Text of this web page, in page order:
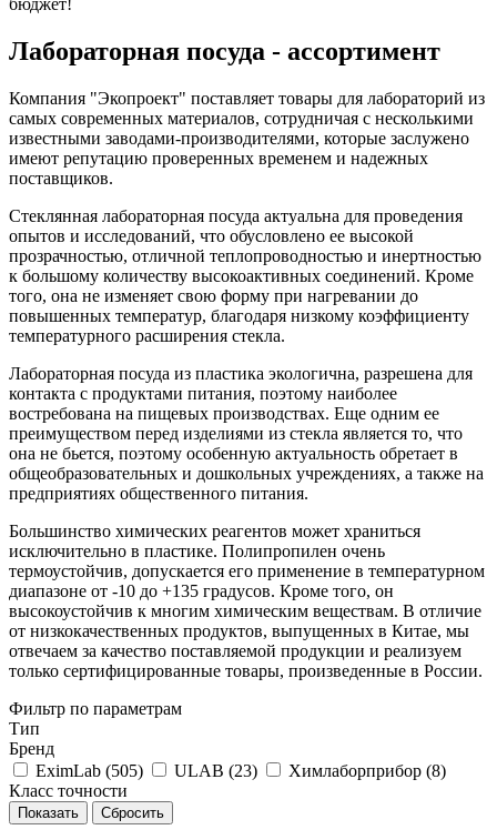
Лабораторная посуда - ассортимент
Компания "Экопроект" поставляет товары для лабораторий из
самых современных материалов, сотрудничая с несколькими
известными заводами-производителями, которые заслужено
имеют репутацию проверенных временем и надежных
поставщиков.
Стеклянная лабораторная посуда актуальна для проведения
опытов и исследований, что обусловлено ее высокой
прозрачностью, отличной теплопроводностью и инертностью
к большому количеству высокоактивных соединений. Кроме
того, она не изменяет свою форму при нагревании до
повышенных температур, благодаря низкому коэффициенту
температурного расширения стекла.
Лабораторная посуда из пластика экологична, разрешена для
контакта с продуктами питания, поэтому наиболее
востребована на пищевых производствах. Еще одним ее
преимуществом перед изделиями из стекла является то, что
она не бьется, поэтому особенную актуальность обретает в
общеобразовательных и дошкольных учреждениях, а также на
предприятиях общественного питания.
Большинство химических реагентов может храниться
исключительно в пластике. Полипропилен очень
термоустойчив, допускается его применение в температурном
диапазоне от -10 до +135 градусов. Кроме того, он
высокоустойчив к многим химическим веществам. В отличие
от низкокачественных продуктов, выпущенных в Китае, мы
отвечаем за качество поставляемой продукции и реализуем
только сертифицированные товары, произведенные в России.
Фильтр по параметрам
Тип
Бренд
EximLab (505) ULAB (23) Химлаборприбор (8)
Класс точности
Сбросить